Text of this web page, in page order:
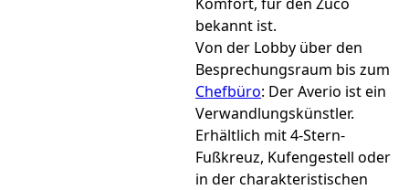
bekannt ist.
Von der Lobby über den
Besprechungsraum bis zum
Chefbüro: Der Averio ist ein
Verwandlungskünstler.
Erhältlich mit 4-Stern-
Fußkreuz, Kufengestell oder
in der charakteristischen